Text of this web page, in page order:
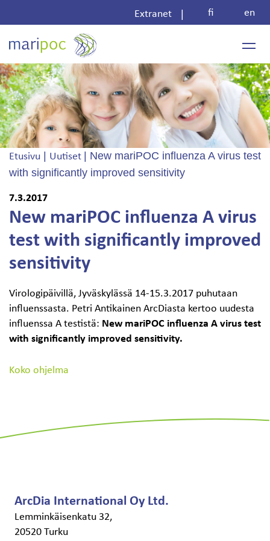
Extranet fi en
Haku:
Etusivu Uutiset
New mariPOC influenza A virus test
with significantly improved sensitivity
7.3.2017
New mariPOC influenza A virus
test with significantly improved
sensitivity
Virologipäivillä, Jyväskylässä 14-15.3.2017 puhutaan
influenssasta. Petri Antikainen ArcDiasta kertoo uudesta
influenssa A testistä: New mariPOC influenza A virus test
with significantly improved sensitivity.
Koko ohjelma
ArcDia International Oy Ltd.
Lemminkäisenkatu 32,
20520 Turku